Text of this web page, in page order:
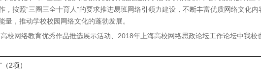
，按照“三圈三全十育人”的要求推进易班网络引领力建设，不断丰富优质网络文化
，推动学校校园网络文化的蓬勃发展。
校网络教育优秀作品推选展示活动、2018年上海高校网络思政论坛工作论坛中我
2项）